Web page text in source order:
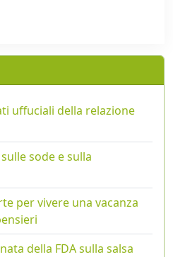
uffuciali della relazione
sode e sulla
per vivere una vacanza
della FDA sulla salsa